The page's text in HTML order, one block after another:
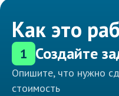
Как это
1 Создайте
Опишите, что нужно
стоимость